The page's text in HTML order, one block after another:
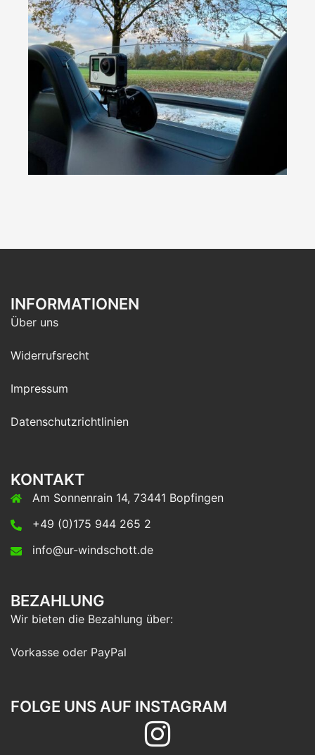
INFORMATIONEN
Über uns
Widerrufsrecht
Impressum
Datenschutzrichtlinien
KONTAKT
Am Sonnenrain 14, 73441 Bopfingen
+49 (0)175 944 265 2
info@ur-windschott.de
BEZAHLUNG
Wir bieten die Bezahlung über:
Vorkasse oder PayPal
FOLGE UNS AUF INSTAGRAM
Folge
auf